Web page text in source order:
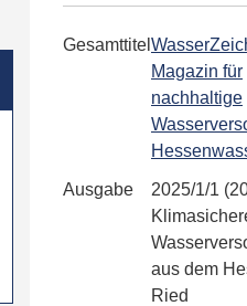
Gesamttitel
Magazin für
nachhaltige
Ausgabe
2025/1/1
aus dem
Ried